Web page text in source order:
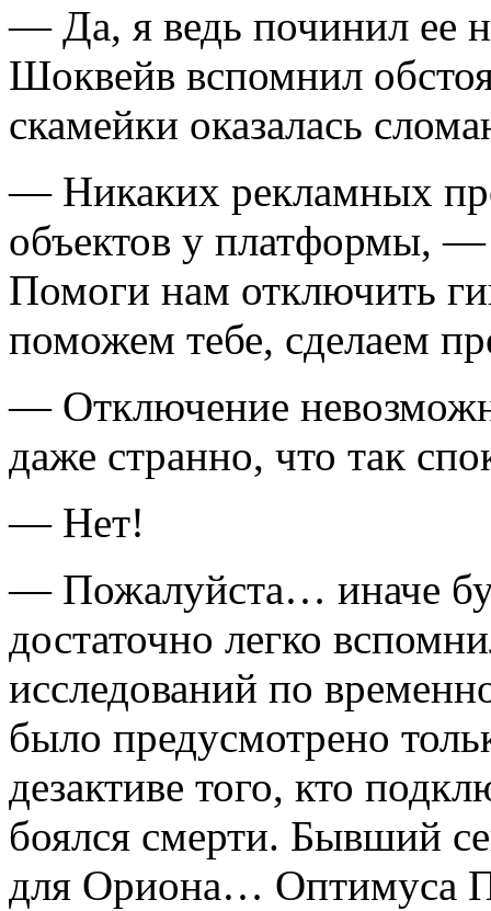
— Да, я ведь починил ее
Шоквейв вспомнил
скамейки оказалась
— Никаких рекламных
объектов у платформы,
Помоги нам отключить
поможем тебе, сделаем
— Отключение
даже странно, что так
— Нет!
— Пожалуйста… иначе
достаточно легко
исследований по
было предусмотрено
дезактиве того, кто
боялся смерти. Бывший
для Ориона… Оптимуса